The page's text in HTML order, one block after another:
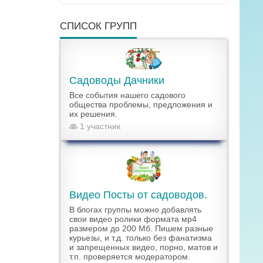
СПИСОК ГРУПП
Садоводы Дачники
Все события нашего садового
общества проблемы, предложения и
их решения.
1 участник
Видео Посты от садоводов.
В блогах группы можно добавлять
свои видео ролики формата мр4
размером до 200 Мб. Пишем разные
курьезы, и т.д. только без фанатизма
и запрещенных видео, порно, матов и
т.п. проверяется модератором.